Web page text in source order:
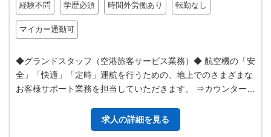
経験不問 学歴必須 時間外労働あり 転勤なし
マイカー通勤可
◆グランドスタッフ（空港旅客サービス業務）◆ 航空機の「安
全」「快適」「定時」運航を行うための、地上でのさまざまな
お客様サポート業務を担当していただきます。 ⇒カウンター業
求人の詳細を見る